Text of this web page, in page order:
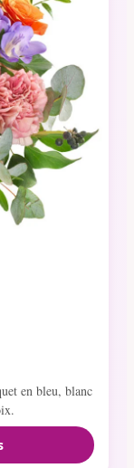
en bleu, blanc